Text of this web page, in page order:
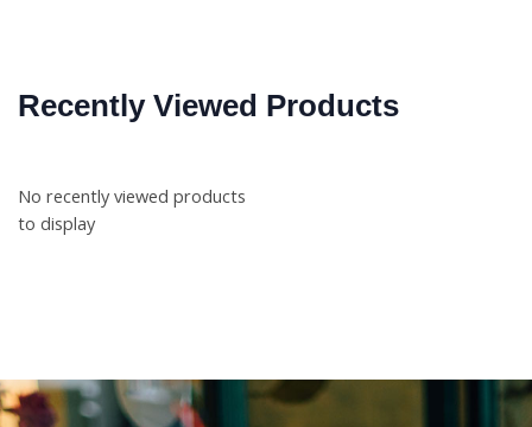
Recently Viewed Products
No recently viewed products
to display